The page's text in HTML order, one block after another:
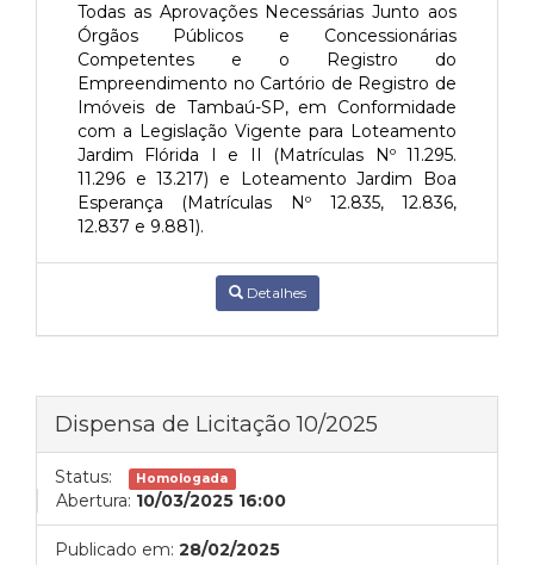
Todas as Aprovações Necessárias Junto aos
Órgãos Públicos e Concessionárias
Competentes e o Registro do
Empreendimento no Cartório de Registro de
Imóveis de Tambaú-SP, em Conformidade
com a Legislação Vigente para Loteamento
Jardim Flórida I e II (Matrículas Nº 11.295.
11.296 e 13.217) e Loteamento Jardim Boa
Esperança (Matrículas Nº 12.835, 12.836,
12.837 e 9.881).
Detalhes
Dispensa de Licitação 10/2025
Status: Homologada
Abertura: 10/03/2025 16:00
Publicado em: 28/02/2025